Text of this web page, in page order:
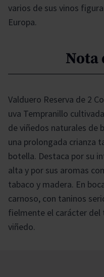
varios de sus vinos
Europa.
Nota
Valduero Reserva de 2
uva Tempranillo
de viñedos naturales de
una prolongada crianza
botella. Destaca por su
alta y por sus aromas
tabaco y madera. En
carnoso, con taninos
fielmente el carácter
viñedo.